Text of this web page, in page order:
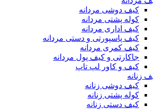
کیف دوشی مردانه
کوله پشتی مردانه
کیف اداری مردانه
کیف پاسپورتی و دستی مردانه
کیف کمری مردانه
جاکارتی و کیف پول مردانه
کیف و کاور لپ تاپ
زنانه
کیف دوشی زنانه
کوله پشتی زنانه
کیف دستی زنانه